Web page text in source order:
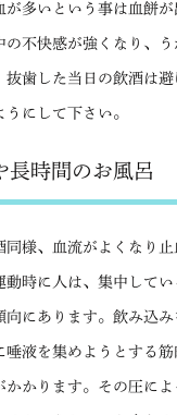
が多いという事は血餅
不快感が強くなり、う
抜歯した当日の飲酒は
にして下さい。
長時間のお風呂
同様、血流がよくなり止
動時に人は、集中して
向にあります。飲み込
唾液を集めようとする筋
かかります。その圧に